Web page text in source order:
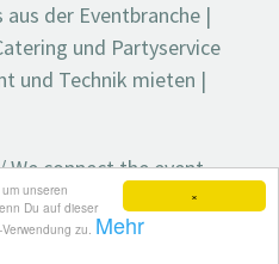
×
unseren
Du auf dieser
zu. Mehr
aus der Eventbranche |
und Partyservice
und Technik mieten |
We connect the event
die Eventplanung /
Magazin und mehr